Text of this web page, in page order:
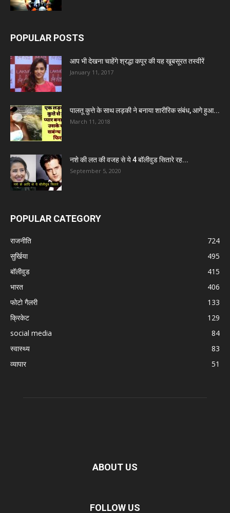
POPULAR POSTS
आप भी देखना चाहेंगे श्रद्धा कपूर की यह खूबसूरत तस्वीरें
January 11, 2017
पालतू कुत्ते के साथ लड़की ने बनाया शारीरिक संबंध, आगे हुआ...
March 11, 2018
नशे की लत की वजह से ये 4 बॉलीवुड सितारे रह...
September 5, 2020
POPULAR CATEGORY
राजनीति
724
सुर्खिया
495
बॉलीवुड
415
भारत
406
फोटो गैलरी
133
क्रिकेट
129
social media
84
स्वास्थ्य
83
व्यापार
51
ABOUT US
FOLLOW US